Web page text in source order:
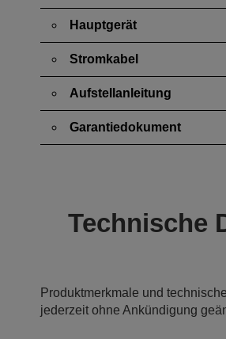
Hauptgerät
Stromkabel
Aufstellanleitung
Garantiedokument
Technische
Produktmerkmale und
jederzeit ohne Ankündigung